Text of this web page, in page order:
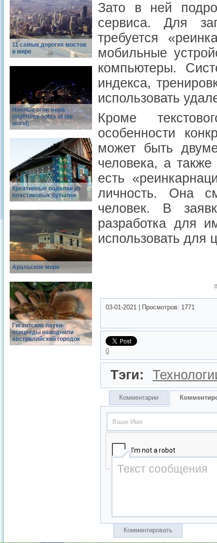
11 самых дорогих мостов
в мире
Ночные огни мира
(nighttime lights of the
world)
Креативные поделки из
пластиковых бутылок
Аральское море
Гигантские пауки-
птицееды наводнили
австралийский городок
Зато в ней
сервиса. Для
требуется
мобильные
компьютеры.
индекса,
использовать
Кроме
особенности
может быть
человека, а также
есть
личность. Она
человек. В
разработка для
использовать для
03-01-2021 Просмотров: 1771
0
Тэги:
Комментарии
Комментировать